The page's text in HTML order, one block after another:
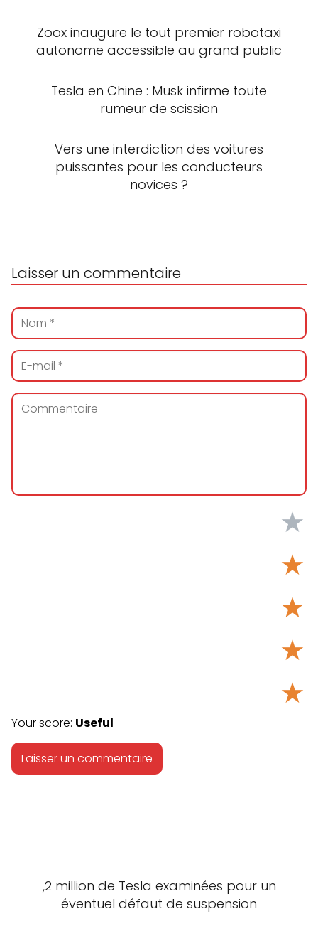
Zoox inaugure le tout premier robotaxi
autonome accessible au grand public
Tesla en Chine : Musk infirme toute
rumeur de scission
Vers une interdiction des voitures
puissantes pour les conducteurs
novices ?
Laisser un commentaire
★
★
★
★
★
Your score: Useful
,2 million de Tesla examinées pour un
éventuel défaut de suspension